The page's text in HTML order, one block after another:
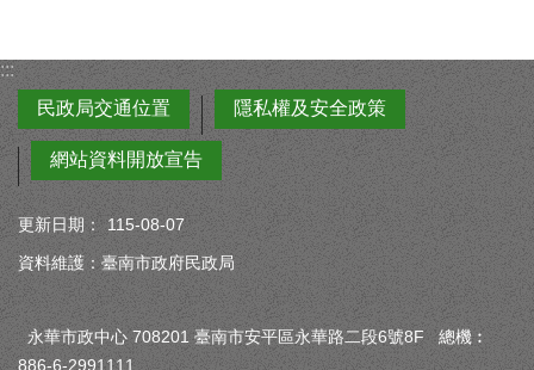
:::
民政局交通位置
隱私權及安全政策
網站資料開放宣告
更新日期：
115-08-07
資料維護：臺南市政府民政局
永華市政中心 708201 臺南市安平區永華路二段6號8F 總機︰
886-6-2991111